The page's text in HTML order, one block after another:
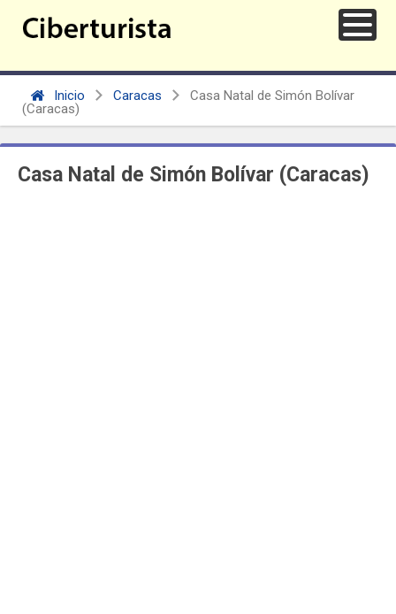
Inicio Caracas
Casa Natal de Simón Bolívar
(Caracas)
Casa Natal de Simón Bolívar (Caracas)